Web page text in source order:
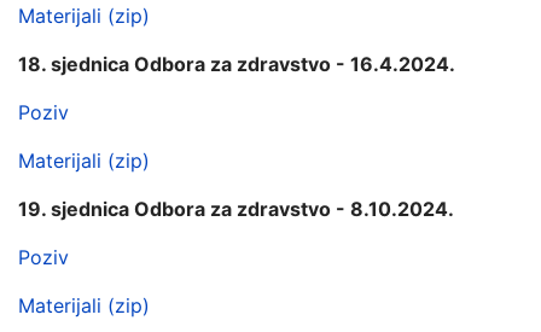
Materijali (zip)
18. sjednica Odbora za zdravstvo - 16.4.2024.
Poziv
Materijali (zip)
19. sjednica Odbora za zdravstvo - 8.10.2024.
Poziv
Materijali (zip)